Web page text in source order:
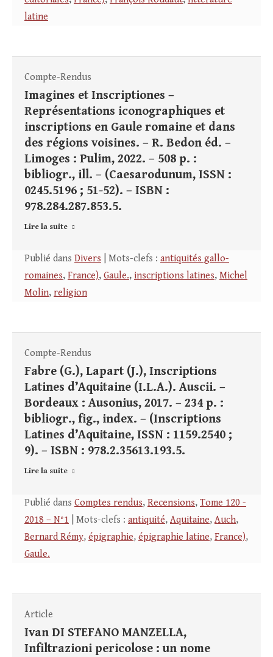
latine
Compte-Rendus
Imagines et Inscriptiones –
Représentations iconographiques et
inscriptions en Gaule romaine et dans
des régions voisines. – R. Bedon éd. –
Limoges : Pulim, 2022. – 508 p. :
bibliogr., ill. – (Caesarodunum, ISSN :
0245.5196 ; 51-52). – ISBN :
978.284.287.853.5.
Lire la suite
Publié dans Divers | Mots-clefs : antiquités gallo-
romaines, France), Gaule., inscriptions latines, Michel
Molin, religion
Compte-Rendus
Fabre (G.), Lapart (J.), Inscriptions
Latines d’Aquitaine (I.L.A.). Auscii. –
Bordeaux : Ausonius, 2017. – 234 p. :
bibliogr., fig., index. – (Inscriptions
Latines d’Aquitaine, ISSN : 1159.2540 ;
9). – ISBN : 978.2.35613.193.5.
Lire la suite
Publié dans Comptes rendus, Recensions, Tome 120 -
2018 – N°1 | Mots-clefs : antiquité, Aquitaine, Auch,
Bernard Rémy, épigraphie, épigraphie latine, France),
Gaule.
Article
Ivan DI STEFANO MANZELLA,
Infiltrazioni pericolose : un nome